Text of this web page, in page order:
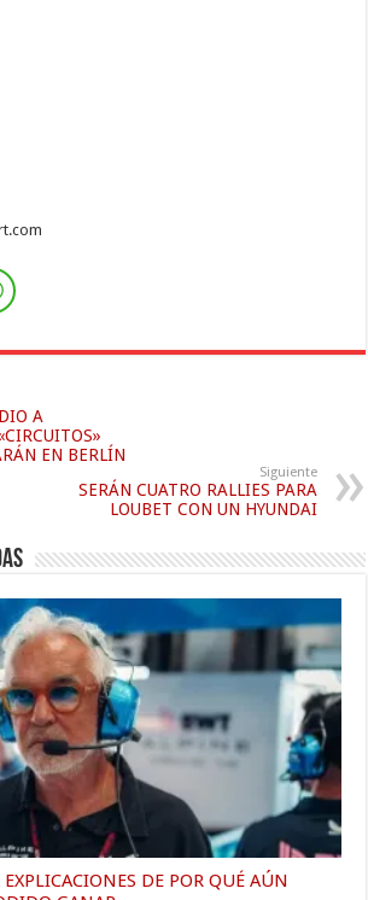
A
EN BERLÍN
Siguiente
SERÁN CUATRO RALLIES PARA
LOUBET CON UN HYUNDAI
DE POR QUÉ AÚN